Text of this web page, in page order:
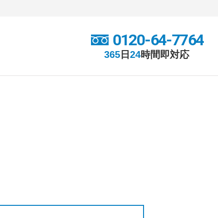
0120-64-7764
365 日 24時間即対応